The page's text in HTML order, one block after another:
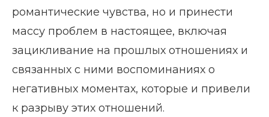
романтические чувства, но и принести
массу проблем в настоящее, включая
зацикливание на прошлых отношениях и
связанных с ними воспоминаниях о
негативных моментах, которые и привели
к разрыву этих отношений.